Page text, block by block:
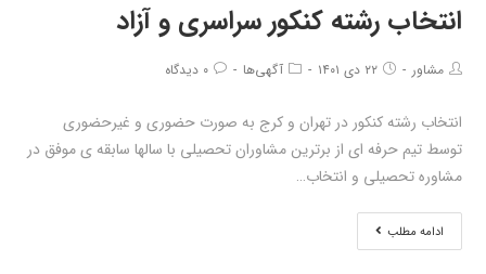
انتخاب رشته کنکور سراسری و آزاد
مشاور ۲۲ دی ۱۴۰۱ آگهی‌ها ۰ دیدگاه
انتخاب رشته کنکور در تهران و کرج به صورت حضوری و غیرحضوری
توسط تیم حرفه ای از برترین مشاوران تحصیلی با سالها سابقه ی موفق در
مشاوره تحصیلی و انتخاب…
ادامه مطلب